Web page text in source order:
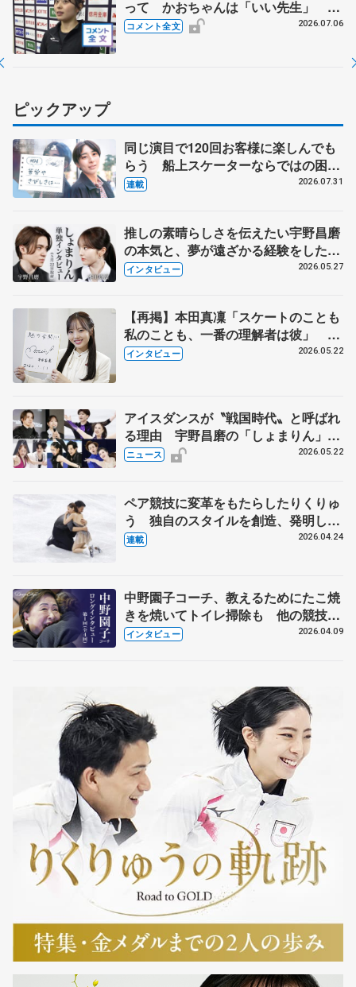
って かおちゃんは「いい先生」
【全日本シニア強化合宿】
コメント全文 2026.07.06
ピックアップ
同じ演目で120回お客様に楽しんでも
らう 船上スケーターならではの困難
とは 影響あったPIW前キャプテン松
連載 2026.07.31
推しの素晴らしさを伝えたい宇野昌磨
の本気と、夢が遠ざかる経験をした本
田真凜の覚悟
インタビュー 2026.05.27
【再掲】本田真凜「スケートのことも
私のことも、一番の理解者は彼」 引
退時の単独インタビューで語った競技
インタビュー 2026.05.22
アイスダンスが〝戦国時代〟と呼ばれ
る理由 宇野昌磨の「しょまりん」ら
実力者が相次いで参戦 国内の競争激
ニュース 2026.05.22
ペア競技に変革をもたらしたりくりゅ
う 独自のスタイルを創造、発明した
【引退発表後②】
連載 2026.04.24
中野園子コーチ、教えるためにたこ焼
きを焼いてトイレ掃除も 他の競技に
も通用するという坂本花織の筋肉
インタビュー 2026.04.09